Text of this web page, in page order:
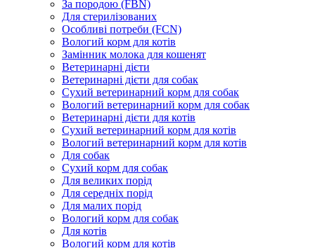
За породою (FBN)
Для стерилізованих
Особливі потреби (FCN)
Вологий корм для котів
Замінник молока для кошенят
Ветеринарні дієти
Ветеринарні дієти для собак
Сухий ветеринарний корм для собак
Вологий ветеринарний корм для собак
Ветеринарні дієти для котів
Сухий ветеринарний корм для котів
Вологий ветеринарний корм для котів
Для собак
Сухий корм для собак
Для великих порід
Для середніх порід
Для малих порід
Вологий корм для собак
Для котів
Вологий корм для котів